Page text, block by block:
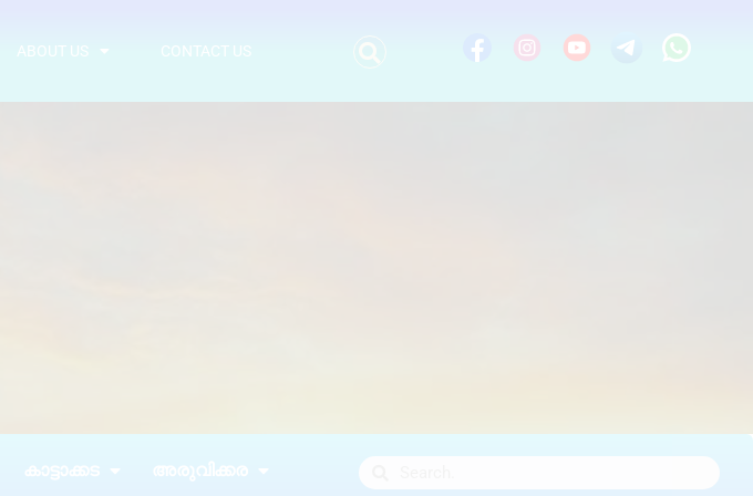
ABOUT US CONTACT US
കാട്ടാക്കട അരുവിക്കര